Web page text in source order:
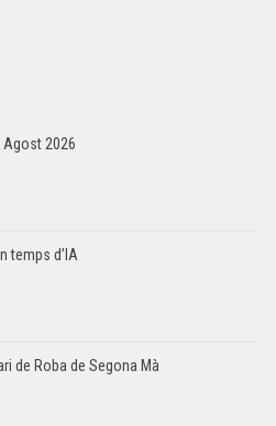
Agost 2026
temps d’IA
de Roba de Segona Mà